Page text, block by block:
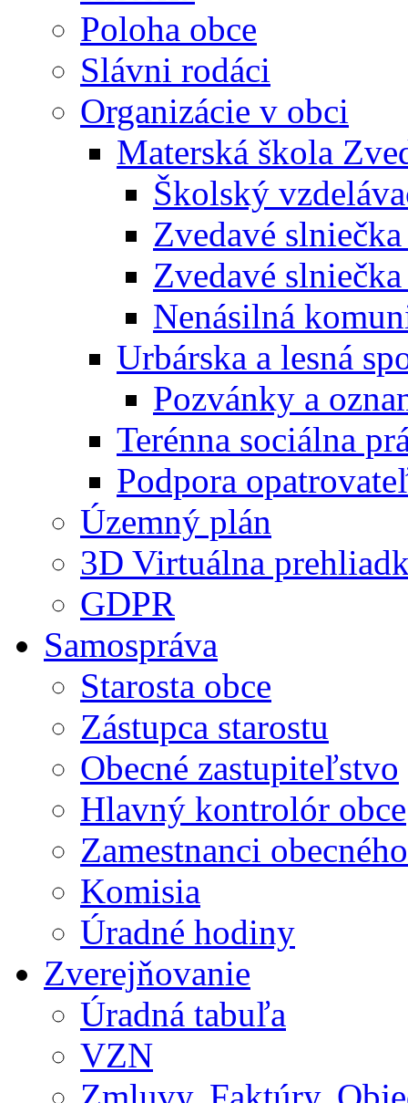
Poloha obce
Slávni rodáci
Organizácie v obci
Materská škola
Školský
Zvedavé
Zvedavé
Nenásilná
Urbárska a lesná
Pozvánky a
Terénna sociálna
Podpora
Územný plán
3D Virtuálna
GDPR
Samospráva
Starosta obce
Zástupca starostu
Obecné zastupiteľstvo
Hlavný kontrolór obce
Zamestnanci
Komisia
Úradné hodiny
Zverejňovanie
Úradná tabuľa
VZN